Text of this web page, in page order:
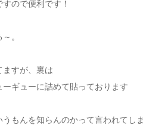
ので便利です！
。
ますが、裏は
ギューに詰めて貼っております
もんを知らんのかって言われてしま